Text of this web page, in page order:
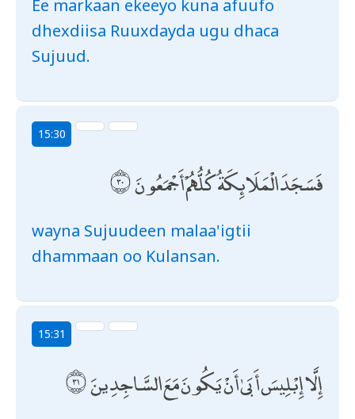
Ee markaan ekeeyo kuna afuufo
dhexdiisa Ruuxdayda ugu dhaca
Sujuud.
15:30
فَسَجَدَ الْمَلَائِكَةُ كُلُّهُمْ أَجْمَعُونَ
wayna Sujuudeen malaa'igtii
dhammaan oo Kulansan.
15:31
إِلَّا إِبْلِيسَ أَبَىٰ أَنْ يَكُونَ مَعَ السَّاجِدِينَ